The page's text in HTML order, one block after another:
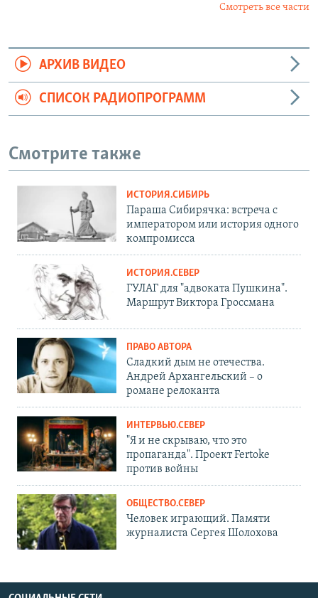
Смотреть все части
АРХИВ ВИДЕО
СПИСОК РАДИОПРОГРАММ
Смотрите также
ИСТОРИЯ.СИБИРЬ
Параша Сибирячка: встреча с
императором или история одного
компромисса
ИСТОРИЯ.СЕВЕР
ГУЛАГ для "адвоката Пушкина".
Маршрут Виктора Гроссмана
ПРАВО АВТОРА
Сладкий дым не отечества.
Андрей Архангельский – о
романе релоканта
ИНТЕРВЬЮ.СЕВЕР
"Я и не скрываю, что это
пропаганда". Проект Fertoke
против войны
ОБЩЕСТВО.СЕВЕР
Человек играющий. Памяти
журналиста Сергея Шолохова